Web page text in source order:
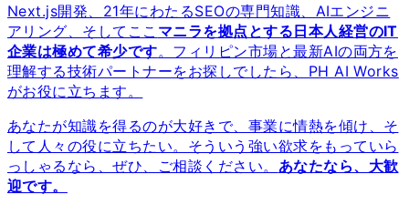
Next.js開発、 21年にわたるSEOの専門知識、AIエンジニ
アリング、そしてここ マニラを拠点とする日本人経営のIT
企業は極めて希少です。フィリピン市場と最新AIの両方を
理解する技術パートナーをお探しでしたら、PH AI Works
がお役に立ちます。
あなたが知識を得るのが大好きで、事業に情熱を傾け、そ
して人々の役に立ちたい。そういう強い欲求をもっていら
っしゃるなら、ぜひ、ご相談ください。 あなたなら、大歓
迎です。